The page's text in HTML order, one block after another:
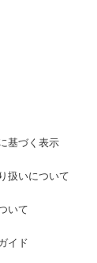
基づく表示
扱いについて
いて
イド